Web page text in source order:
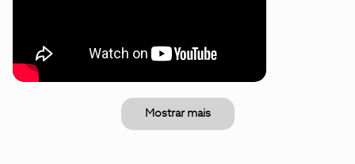
Mostrar mais